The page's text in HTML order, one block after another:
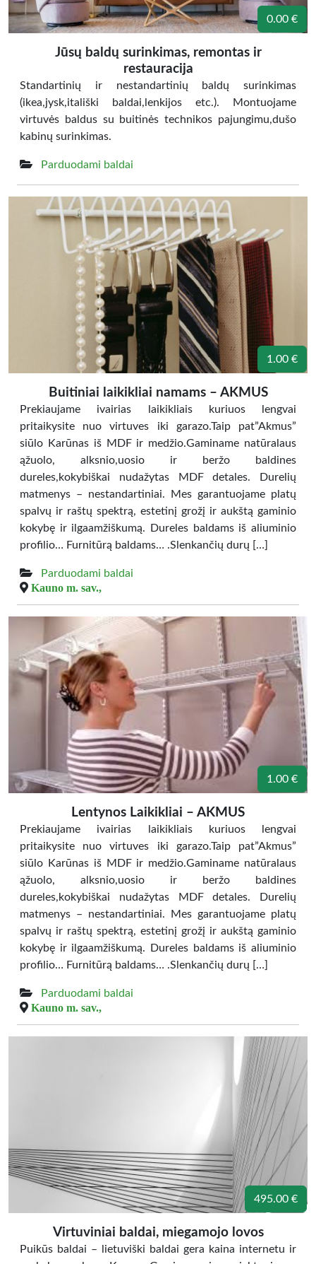
0.00 €
Jūsų baldų surinkimas, remontas ir
restauracija
Standartinių ir nestandartinių baldų surinkimas
(ikea,jysk,itališki baldai,lenkijos etc.). Montuojame
virtuvės baldus su buitinės technikos pajungimu,dušo
kabinų surinkimas.
Parduodami baldai
1.00 €
Buitiniai laikikliai namams – AKMUS
Prekiaujame ivairias laikikliais kuriuos lengvai
pritaikysite nuo virtuves iki garazo.Taip pat”Akmus”
siūlo Karūnas iš MDF ir medžio.Gaminame natūralaus
ąžuolo, alksnio,uosio ir beržo baldines
dureles,kokybiškai nudažytas MDF detales. Durelių
matmenys – nestandartiniai. Mes garantuojame platų
spalvų ir raštų spektrą, estetinį grožį ir aukštą gaminio
kokybę ir ilgaamžiškumą. Dureles baldams iš aliuminio
profilio… Furnitūrą baldams… .Slenkančių durų […]
Parduodami baldai
Kauno m. sav.,
1.00 €
Lentynos Laikikliai – AKMUS
Prekiaujame ivairias laikikliais kuriuos lengvai
pritaikysite nuo virtuves iki garazo.Taip pat”Akmus”
siūlo Karūnas iš MDF ir medžio.Gaminame natūralaus
ąžuolo, alksnio,uosio ir beržo baldines
dureles,kokybiškai nudažytas MDF detales. Durelių
matmenys – nestandartiniai. Mes garantuojame platų
spalvų ir raštų spektrą, estetinį grožį ir aukštą gaminio
kokybę ir ilgaamžiškumą. Dureles baldams iš aliuminio
profilio… Furnitūrą baldams… .Slenkančių durų […]
Parduodami baldai
Kauno m. sav.,
495.00 €
Virtuviniai baldai, miegamojo lovos
Puikūs baldai – lietuviški baldai gera kaina internetu ir